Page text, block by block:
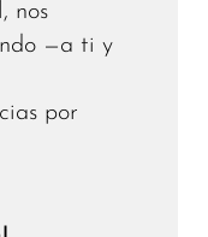
nos
—a ti y
por